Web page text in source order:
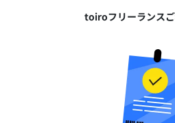
toiroフリーランス